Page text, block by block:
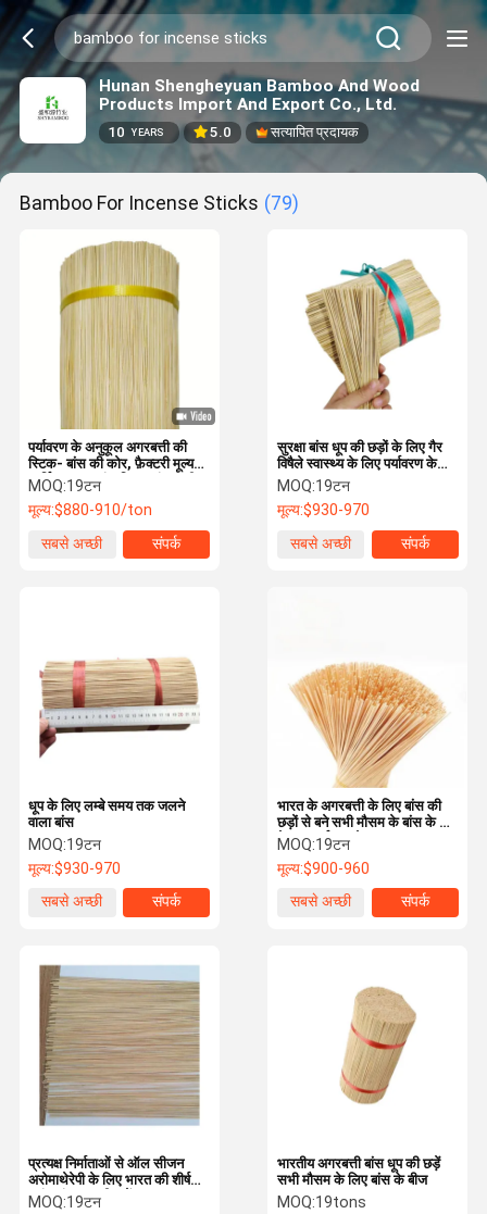
Hunan Shengheyuan Bamboo And Wood
Products Import And Export Co., Ltd.
10 YEARS 5.0 सत्यापित प्रदायक
Bamboo For Incense Sticks (79)
पर्यावरण के अनुकूल अगरबत्ती की
स्टिक- बांस की कोर, फ़ैक्टरी मूल्य
धार्मिक कच्चा बांस बिना सुगंध वाली
अगरबत्ती की स्टिक अगरबत्ती निर्माण
के लिए
MOQ:19टन
मूल्य:$880-910/ton
सबसे अच्छी
संपर्क
सुरक्षा बांस धूप की छड़ों के लिए गैर
विषैले स्वास्थ्य के लिए पर्यावरण के
अनुकूल
MOQ:19टन
मूल्य:$930-970
सबसे अच्छी
संपर्क
धूप के लिए लम्बे समय तक जलने
वाला बांस
MOQ:19टन
मूल्य:$930-970
सबसे अच्छी
संपर्क
भारत के अगरबत्ती के लिए बांस की
छड़ों से बने सभी मौसम के बांस के धूप
के छड़ पर्यावरण के अनुकूल
MOQ:19टन
मूल्य:$900-960
सबसे अच्छी
संपर्क
प्रत्यक्ष निर्माताओं से ऑल सीजन
अरोमाथेरेपी के लिए भारत की शीर्ष
पसंद बांस धूप की छड़ें
MOQ:19टन
भारतीय अगरबत्ती बांस धूप की छड़ें
सभी मौसम के लिए बांस के बीज
MOQ:19tons